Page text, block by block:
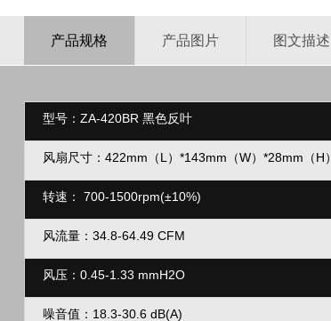
产品规格 产品图片 图文描述
型号：ZA-420BR 黑色反叶
风扇尺寸：422mm（L）*143mm（W）*28mm（H）
转速： 700-1500rpm(±10%)
风流量： 34.8-64.49 CFM
风压： 0.45-1.33 mmH2O
噪音值：18.3-30.6 dB(A)